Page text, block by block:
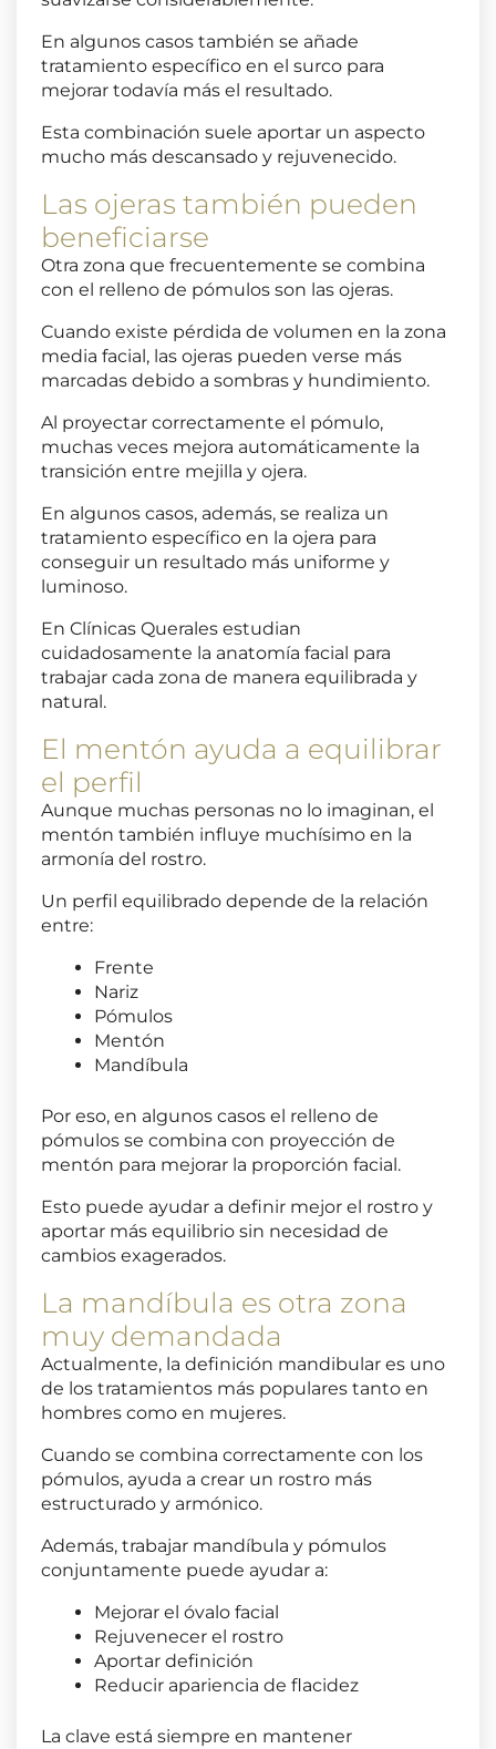
En algunos casos también se añade
tratamiento específico en el surco para
mejorar todavía más el resultado.
Esta combinación suele aportar un aspecto
mucho más descansado y rejuvenecido.
Las ojeras también pueden
beneficiarse
Otra zona que frecuentemente se combina
con el relleno de pómulos son las ojeras.
Cuando existe pérdida de volumen en la zona
media facial, las ojeras pueden verse más
marcadas debido a sombras y hundimiento.
Al proyectar correctamente el pómulo,
muchas veces mejora automáticamente la
transición entre mejilla y ojera.
En algunos casos, además, se realiza un
tratamiento específico en la ojera para
conseguir un resultado más uniforme y
luminoso.
EnClínicas Querales estudian
cuidadosamente la anatomía facial para
trabajar cada zona de manera equilibrada y
natural.
El mentón ayuda a equilibrar
el perfil
Aunque muchas personas no lo imaginan, el
mentón también influye muchísimo en la
armonía del rostro.
Un perfil equilibrado depende de la relación
entre:
Frente
Nariz
Pómulos
Mentón
Mandíbula
Por eso, en algunos casos el relleno de
pómulos se combina con proyección de
mentón para mejorar la proporción facial.
Esto puede ayudar a definir mejor el rostro y
aportar más equilibrio sin necesidad de
cambios exagerados.
La mandíbula es otra zona
muy demandada
Actualmente, la definición mandibular es uno
de los tratamientos más populares tanto en
hombres como en mujeres.
Cuando se combina correctamente con los
pómulos, ayuda a crear un rostro más
estructurado y armónico.
Además, trabajar mandíbula y pómulos
conjuntamente puede ayudar a:
Mejorar el óvalo facial
Rejuvenecer el rostro
Aportar definición
Reducir apariencia de flacidez
La clave está siempre en mantener